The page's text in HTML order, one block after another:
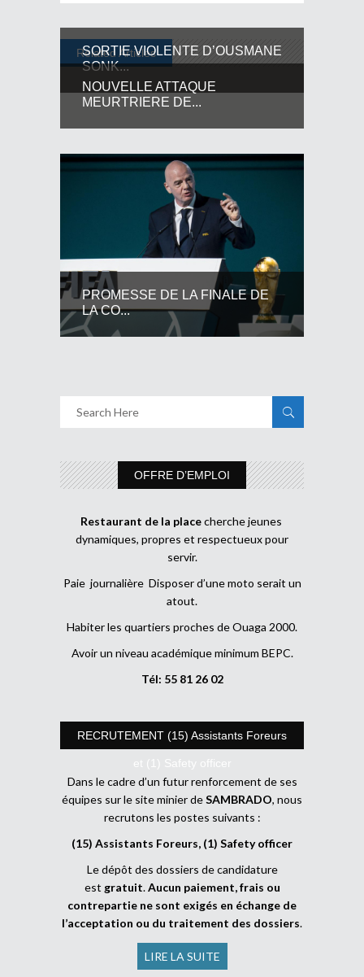
Related Articles
SORTIE VIOLENTE D’OUSMANE
SONK...
NOUVELLE ATTAQUE
MEURTRIERE DE...
PROMESSE DE LA FINALE DE
LA CO...
OFFRE D’EMPLOI
Restaurant de la placecherche jeunes
dynamiques, propres et respectueux pour
servir.
Paie journalière Disposer d’une moto serait un
atout.
Habiter les quartiers proches de Ouaga 2000.
Avoir un niveau académique minimum BEPC.
Tél: 55 81 26 02
RECRUTEMENT (15) Assistants Foreurs
et (1) Safety officer
Dans le cadre d’un futur renforcement de ses
équipes sur le site minier deSAMBRADO, nous
recrutons les postes suivants :
(15) Assistants Foreurs, (1) Safety officer
Le dépôt des dossiers de candidature
est gratuit.Aucun paiement, frais ou
contrepartie ne sont exigés en échange de
l’acceptation ou du traitement des dossiers.
LIRE LA SUITE